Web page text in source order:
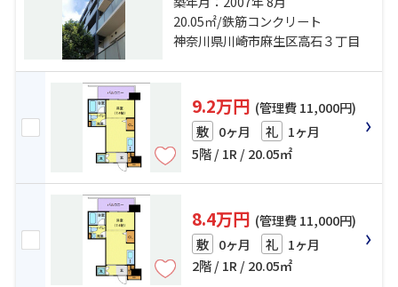
前」駅 徒歩11分 小田急小田原線
「新百合ヶ丘」駅 徒歩19分
20.05㎡/鉄筋コンクリート
神奈川県川崎市麻生区高石３丁目
9.2万円 (管理費 11,000円)
敷 0ヶ月 礼 1ヶ月
5階 / 1R / 20.05㎡
8.4万円 (管理費 11,000円)
敷 0ヶ月 礼 1ヶ月
2階 / 1R / 20.05㎡